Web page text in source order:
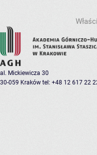
al. Mickiewicza 30
30-059 Kraków tel: +48 12 617 22